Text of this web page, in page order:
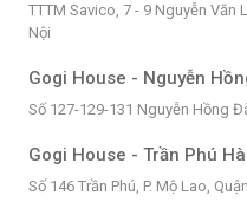
TTTM Savico, 7 - 9 Nguyễn Văn
Nội
Gogi House - Nguyễn
Số 127-129-131 Nguyễn Hồng
Gogi House - Trần Phú
Số 146 Trần Phú, P. Mộ Lao,